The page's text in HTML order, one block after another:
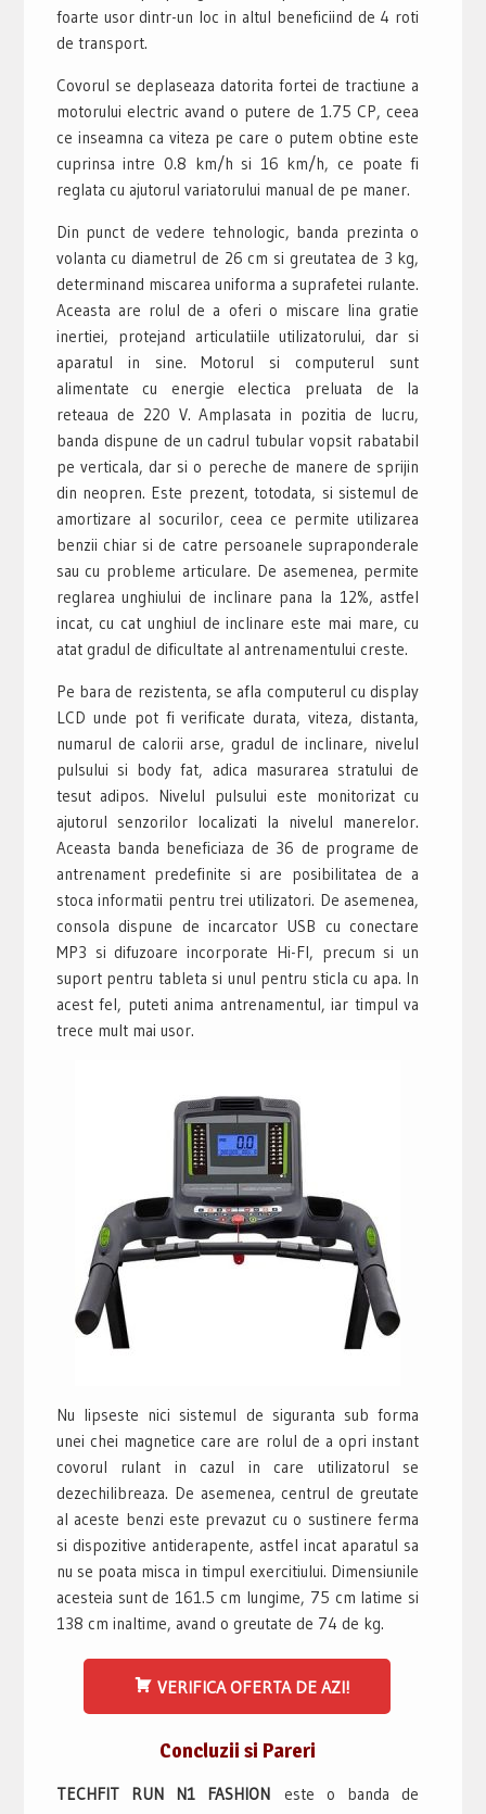
foarte usor dintr-un loc in altul beneficiind de 4 roti
de transport.
Covorul se deplaseaza datorita fortei de tractiune a
motorului electric avand o putere de 1.75 CP, ceea
ce inseamna ca viteza pe care o putem obtine este
cuprinsa intre 0.8 km/h si 16 km/h, ce poate fi
reglata cu ajutorul variatorului manual de pe maner.
Din punct de vedere tehnologic, banda prezinta o
volanta cu diametrul de 26 cm si greutatea de 3 kg,
determinand miscarea uniforma a suprafetei rulante.
Aceasta are rolul de a oferi o miscare lina gratie
inertiei, protejand articulatiile utilizatorului, dar si
aparatul in sine. Motorul si computerul sunt
alimentate cu energie electica preluata de la
reteaua de 220 V. Amplasata in pozitia de lucru,
banda dispune de un cadrul tubular vopsit rabatabil
pe verticala, dar si o pereche de manere de sprijin
din neopren. Este prezent, totodata, si sistemul de
amortizare al socurilor, ceea ce permite utilizarea
benzii chiar si de catre persoanele supraponderale
sau cu probleme articulare. De asemenea, permite
reglarea unghiului de inclinare pana la 12%, astfel
incat, cu cat unghiul de inclinare este mai mare, cu
atat gradul de dificultate al antrenamentului creste.
Pe bara de rezistenta, se afla computerul cu display
LCD unde pot fi verificate durata, viteza, distanta,
numarul de calorii arse, gradul de inclinare, nivelul
pulsului si body fat, adica masurarea stratului de
tesut adipos. Nivelul pulsului este monitorizat cu
ajutorul senzorilor localizati la nivelul manerelor.
Aceasta banda beneficiaza de 36 de programe de
antrenament predefinite si are posibilitatea de a
stoca informatii pentru trei utilizatori. De asemenea,
consola dispune de incarcator USB cu conectare
MP3 si difuzoare incorporate Hi-FI, precum si un
suport pentru tableta si unul pentru sticla cu apa. In
acest fel, puteti anima antrenamentul, iar timpul va
trece mult mai usor.
Nu lipseste nici sistemul de siguranta sub forma
unei chei magnetice care are rolul de a opri instant
covorul rulant in cazul in care utilizatorul se
dezechilibreaza. De asemenea, centrul de greutate
al aceste benzi este prevazut cu o sustinere ferma
si dispozitive antiderapente, astfel incat aparatul sa
nu se poata misca in timpul exercitiului. Dimensiunile
acesteia sunt de 161.5 cm lungime, 75 cm latime si
138 cm inaltime, avand o greutate de 74 de kg.
VERIFICA OFERTA DE AZI!
Concluzii si Pareri
TECHFIT RUN N1 FASHION este o banda de